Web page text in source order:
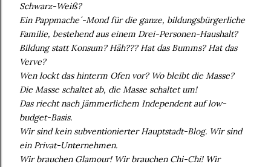
Schwarz-Weiß?
Ein Pappmache´-Mond für die ganze, bildungsbürgerliche
Familie, bestehend aus einem Drei-Personen-Haushalt?
Bildung statt Konsum? Häh??? Hat das Bumms? Hat das
Verve?
Wen lockt das hinterm Ofen vor? Wo bleibt die Masse?
Die Masse schaltet ab, die Masse schaltet um!
Das riecht nach jämmerlichem Independent auf low-
budget-Basis.
Wir sind kein subventionierter Hauptstadt-Blog. Wir sind
ein Privat-Unternehmen.
Wir brauchen Glamour! Wir brauchen Chi-Chi! Wir